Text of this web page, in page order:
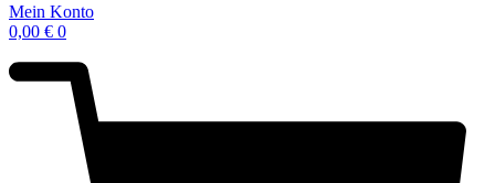
Mein Konto
0,00 € 0